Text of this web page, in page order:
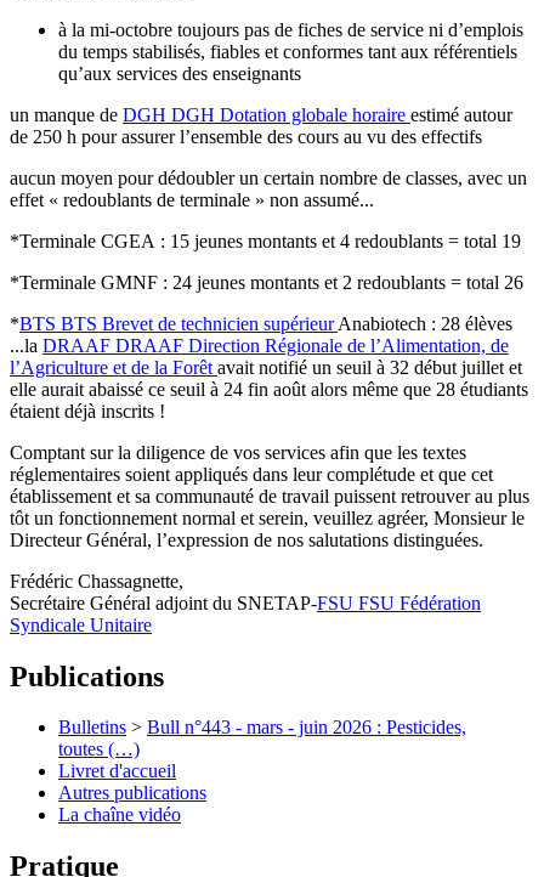
à la mi-octobre toujours pas de fiches de service ni d’emplois
du temps stabilisés, fiables et conformes tant aux référentiels
qu’aux services des enseignants
un manque de DGH DGH Dotation globale horaire estimé autour
de 250 h pour assurer l’ensemble des cours au vu des effectifs
aucun moyen pour dédoubler un certain nombre de classes, avec un
effet « redoublants de terminale » non assumé...
*Terminale CGEA : 15 jeunes montants et 4 redoublants = total 19
*Terminale GMNF : 24 jeunes montants et 2 redoublants = total 26
*BTS BTS Brevet de technicien supérieur Anabiotech : 28 élèves
...la DRAAF DRAAF Direction Régionale de l’Alimentation, de
l’Agriculture et de la Forêt avait notifié un seuil à 32 début juillet et
elle aurait abaissé ce seuil à 24 fin août alors même que 28 étudiants
étaient déjà inscrits !
Comptant sur la diligence de vos services afin que les textes
réglementaires soient appliqués dans leur complétude et que cet
établissement et sa communauté de travail puissent retrouver au plus
tôt un fonctionnement normal et serein, veuillez agréer, Monsieur le
Directeur Général, l’expression de nos salutations distinguées.
Frédéric Chassagnette,
Secrétaire Général adjoint du SNETAP-FSU FSU Fédération
Syndicale Unitaire
Publications
Bulletins > Bull n°443 - mars - juin 2026 : Pesticides,
toutes (…)
Livret d'accueil
Autres publications
La chaîne vidéo
Pratique